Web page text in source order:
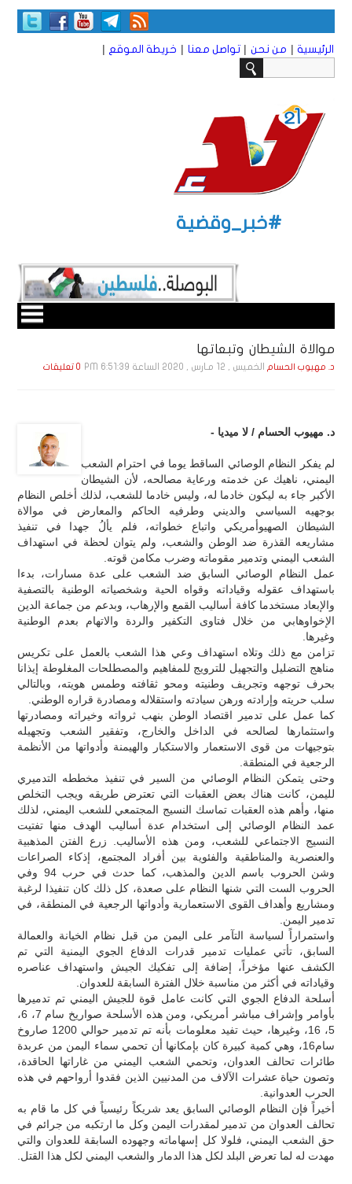
الرئيسية | من نحن | تواصل معنا | خريطة الموقع |
#خبر_وقضية
موالاة الشيطان وتبعاتها
د. مهيوب الحسام الخميس , 12 مـارس , 2020 الساعة 6:51:39 PM 0 تعليقات
د. مهيوب الحسام / لا ميديا -
لم يفكر النظام الوصائي الساقط يوما في احترام الشعب
اليمني، ناهيك عن خدمته ورعاية مصالحه، لأن الشيطان
الأكبر جاء به ليكون خادما له، وليس خادما للشعب، لذلك أخلص النظام
بوجهيه السياسي والديني وطرفيه الحاكم والمعارض في موالاة
الشيطان الصهيوأمريكي واتباع خطواته، فلم يألُ جهدا في تنفيذ
مشاريعه القذرة ضد الوطن والشعب، ولم يتوان لحظة في استهداف
الشعب اليمني وتدمير مقوماته وضرب مكامن قوته.
عمل النظام الوصائي السابق ضد الشعب على عدة مسارات، بدءا
باستهداف عقوله وقياداته وقواه الحية وشخصياته الوطنية بالتصفية
والإبعاد مستخدما كافة أساليب القمع والإرهاب، وبدعم من جماعة الدين
الإخواوهابي من خلال فتاوى التكفير والردة والاتهام بعدم الوطنية
وغيرها.
تزامن مع ذلك وتلاه استهداف وعي هذا الشعب بالعمل على تكريس
مناهج التضليل والتجهيل للترويج للمفاهيم والمصطلحات المغلوطة إيذانا
بحرف توجهه وتجريف وطنيته ومحو ثقافته وطمس هويته، وبالتالي
سلب حريته وإرادته ورهن سيادته واستقلاله ومصادرة قراره الوطني.
كما عمل على تدمير اقتصاد الوطن بنهب ثرواته وخيراته ومصادرتها
واستثمارها لصالحه في الداخل والخارج، وتفقير الشعب وتجهيله
بتوجيهات من قوى الاستعمار والاستكبار والهيمنة وأدواتها من الأنظمة
الرجعية في المنطقة.
وحتى يتمكن النظام الوصائي من السير في تنفيذ مخططه التدميري
لليمن، كانت هناك بعض العقبات التي تعترض طريقه ويجب التخلص
منها، وأهم هذه العقبات تماسك النسيج المجتمعي للشعب اليمني، لذلك
عمد النظام الوصائي إلى استخدام عدة أساليب الهدف منها تفتيت
النسيج الاجتماعي للشعب، ومن هذه الأساليب. زرع الفتن المذهبية
والعنصرية والمناطقية والفئوية بين أفراد المجتمع، إذكاء الصراعات
وشن الحروب باسم الدين والمذهب، كما حدث في حرب 94 وفي
الحروب الست التي شنها النظام على صعدة، كل ذلك كان تنفيذا لرغبة
ومشاريع وأهداف القوى الاستعمارية وأدواتها الرجعية في المنطقة، في
تدمير اليمن.
واستمراراً لسياسة التآمر على اليمن من قبل نظام الخيانة والعمالة
السابق، تأتي عمليات تدمير قدرات الدفاع الجوي اليمنية التي تم
الكشف عنها مؤخراً، إضافة إلى تفكيك الجيش واستهداف عناصره
وقياداته في أكثر من مناسبة خلال الفترة السابقة للعدوان.
أسلحة الدفاع الجوي التي كانت عامل قوة للجيش اليمني تم تدميرها
بأوامر وإشراف مباشر أمريكي، ومن هذه الأسلحة صواريخ سام 7، 6،
5، 16، وغيرها، حيث تفيد معلومات بأنه تم تدمير حوالي 1200 صاروخ
سام16، وهي كمية كبيرة كان بإمكانها أن تحمي سماء اليمن من عربدة
طائرات تحالف العدوان، وتحمي الشعب اليمني من غاراتها الحاقدة،
وتصون حياة عشرات الآلاف من المدنيين الذين فقدوا أرواحهم في هذه
الحرب العدوانية.
أخيراً فإن النظام الوصائي السابق يعد شريكاً رئيسياً في كل ما قام به
تحالف العدوان من تدمير لمقدرات اليمن وكل ما ارتكبه من جرائم في
حق الشعب اليمني، فلولا كل إسهاماته وجهوده السابقة للعدوان والتي
مهدت له لما تعرض البلد لكل هذا الدمار والشعب اليمني لكل هذا القتل.